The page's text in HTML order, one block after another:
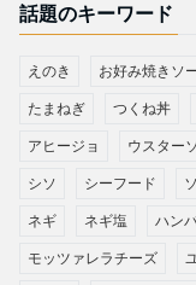
話題のキーワード
えのき お好み焼きソ
たまねぎ つくね丼
アヒージョ ウスター
シソ シーフード
ネギ ネギ塩 ハン
モッツァレラチーズ